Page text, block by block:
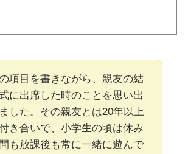
項目を書きながら、親友の結
に出席した時のことを思い出
した。その親友とは20年以上
き合いで、小学生の頃は休み
も放課後も常に一緒に遊んで